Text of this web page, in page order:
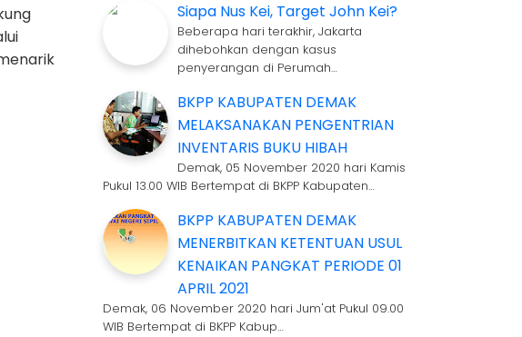
Siapa Nus Kei, Target John Kei?
Beberapa hari terakhir, Jakarta
dihebohkan dengan kasus
penyerangan di Perumah…
BKPP KABUPATEN DEMAK
MELAKSANAKAN PENGENTRIAN
INVENTARIS BUKU HIBAH
Demak, 05 November 2020 hari Kamis
Pukul 13.00 WIB Bertempat di BKPP Kabupaten…
BKPP KABUPATEN DEMAK
MENERBITKAN KETENTUAN USUL
KENAIKAN PANGKAT PERIODE 01
APRIL 2021
Demak, 06 November 2020 hari Jum'at Pukul 09.00
WIB Bertempat di BKPP Kabup…